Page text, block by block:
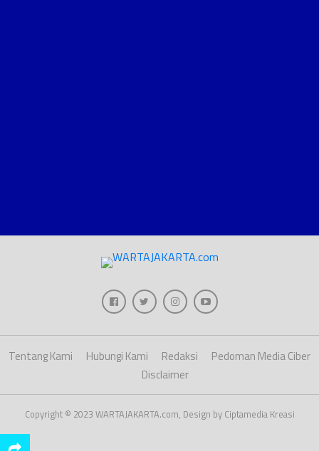
Tentang Kami Hubungi Kami Redaksi
Pedoman Media Ciber
Disclaimer
Copyright © 2023 WARTAJAKARTA.com, Design by Ciptamedia Kreasi